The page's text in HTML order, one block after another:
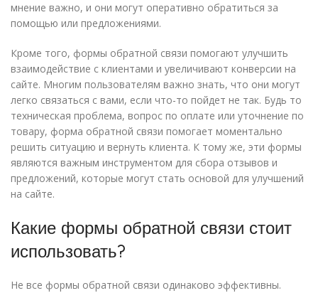
мнение важно, и они могут оперативно обратиться за
помощью или предложениями.
Кроме того, формы обратной связи помогают улучшить
взаимодействие с клиентами и увеличивают конверсии на
сайте. Многим пользователям важно знать, что они могут
легко связаться с вами, если что-то пойдет не так. Будь то
техническая проблема, вопрос по оплате или уточнение по
товару, форма обратной связи помогает моментально
решить ситуацию и вернуть клиента. К тому же, эти формы
являются важным инструментом для сбора отзывов и
предложений, которые могут стать основой для улучшений
на сайте.
Какие формы обратной связи стоит
использовать?
Не все формы обратной связи одинаково эффективны.